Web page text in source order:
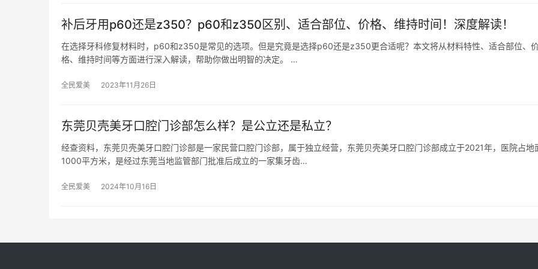
补后牙用p60还是z350？p60和z350区别、适合部位、价格、维持时间！深度解读！
在选择牙科修复材料时，p60和z350是常见的选项。但是究竟是选择p60还是z350更合适呢？本文将从材料特性、适合部位、
格、维持时间等方面进行深入解读，帮助你做出明智的决定。 …
全民爱美 2023年11月26日
东莞贝壳美牙口腔门诊部怎么样？是公立还是私立？
经查资料，东莞贝壳美牙口腔门诊部是一家民营口腔门诊部，属于独立经营，东莞贝壳美牙口腔门诊部成立于2021年，医院占地
1000平方米，是经过东莞当地监管部门批准后成立的一家集牙齿…
全民爱美 2024年10月16日